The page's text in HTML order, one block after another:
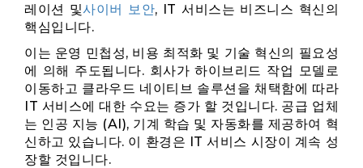
레이션 및사이버 보안, IT 서비스는 비즈니스 혁신의
핵심입니다.
이는 운영 민첩성, 비용 최적화 및 기술 혁신의 필요성
에 의해 주도됩니다. 회사가 하이브리드 작업 모델로
이동하고 클라우드 네이티브 솔루션을 채택함에 따라
IT 서비스에 대한 수요는 증가 할 것입니다. 공급 업체
는 인공 지능 (AI), 기계 학습 및 자동화를 제공하여 혁
신하고 있습니다. 이 환경은 IT 서비스 시장이 계속 성
장할 것입니다.